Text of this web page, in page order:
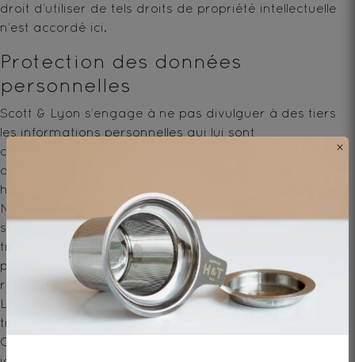
droit d’utiliser de tels droits de propriété intellectuelle
n’est accordé ici.
Protection des données
personnelles
Scott & Lyon s’engage à ne pas divulguer à des tiers
les informations personnelles qui lui sont
communiquées librement par ses clients lors d’un
achat en boutique, d’une commande sur le site
humanandtea.com ou lors de l’inscription à la
Newsletter . Celles-ci sont confidentielles. Elles ne
seront utilisées par ses services internes que pour le
traitement des commandes et pour renforcer et
personnaliser la communication et l’offre produits
réservées à ses clients.
Le présent article ne pourra empêcher la cession ni le
transfert d’activités à un tiers.
Conformément à la loi informatique et libertés du 6
×